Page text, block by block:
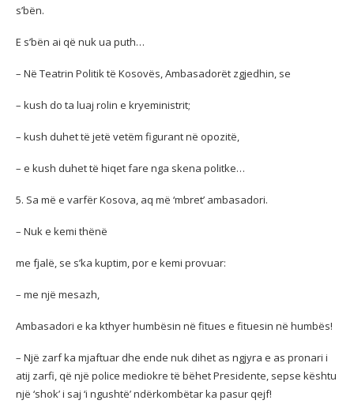
s’bën.
E s’bën ai që nuk ua puth…
– Në Teatrin Politik të Kosovës, Ambasadorët zgjedhin, se
– kush do ta luaj rolin e kryeministrit;
– kush duhet të jetë vetëm figurant në opozitë,
– e kush duhet të hiqet fare nga skena politke…
5. Sa më e varfër Kosova, aq më ‘mbret’ ambasadori.
– Nuk e kemi thënë
me fjalë, se s’ka kuptim, por e kemi provuar:
– me një mesazh,
Ambasadori e ka kthyer humbësin në fitues e fituesin në humbës!
– Një zarf ka mjaftuar dhe ende nuk dihet as ngjyra e as pronari i
atij zarfi, që një police mediokre të bëhet Presidente, sepse kështu
një ‘shok’ i saj ‘i ngushtë’ ndërkombëtar ka pasur qejf!